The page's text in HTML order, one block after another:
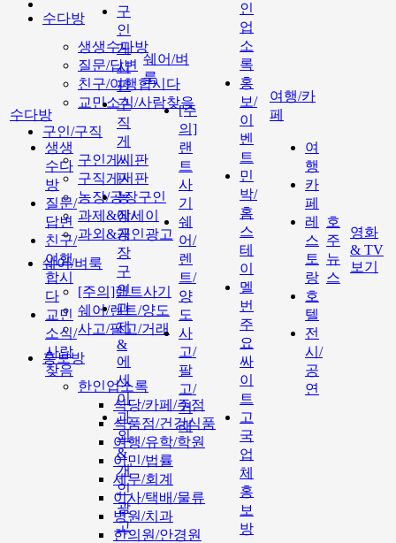
수다방
생생수다방
질문/답변
친구/여행합시다
교민소식/사람찾음
구인/구직
구인게시판
구직게시판
농장/공장구인
과제&에세이
과외&개인광고
쉐어/벼룩
[주의]랜트사기
쉐어/렌트/양도
사고/팔고/거래
홍보방
한인업소록
식당/카페/주점
식품점/건강식품
여행/유학/학원
이민/법률
세무/회계
이사/택배/물류
병원/치과
한의원/안경원
수다방
생생
수다
방
질문/
답변
친구/
여행
합시
다
교민
소식/
사람
찾음
구
인
게
시
판
구
직
게
시
판
농
장/
공
장
구
인
과
제
&
에
세
이
과
외
&
개
인
광
고
쉐어/벼
룩
[주
의]
랜
트
사
기
쉐
어/
렌
트/
양
도
사
고/
팔
고/
거
래
인
업
소
록
홍
보/
이
벤
트
민
박/
홈
스
테
이
멜
번
주
요
싸
이
트
고
국
업
체
홍
보
방
여행/카
페
여
행
카
페
레
스
토
랑
호
텔
전
시/
공
연
호
주
뉴
스
영화
& TV
보기